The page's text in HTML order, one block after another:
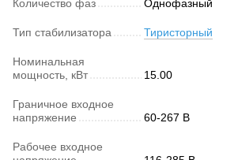
Количество фаз Однофазный
Тип стабилизатора Тиристорный
Номинальная
мощность, кВт
15.00
Граничное входное
напряжение
60-267 В
Рабочее входное